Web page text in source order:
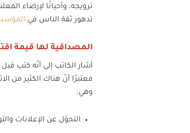
ترويجه، وأحيانًا لإرضاء
تدهور ثقة الناس في
المصداقية لها قيمة
أشار الكاتب إلى أنّه كتب
معتبرًا أنّ هناك الكثير من
وهي:
التحوّل عن الإعلانات